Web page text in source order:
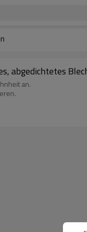
abgedichtetes
an.